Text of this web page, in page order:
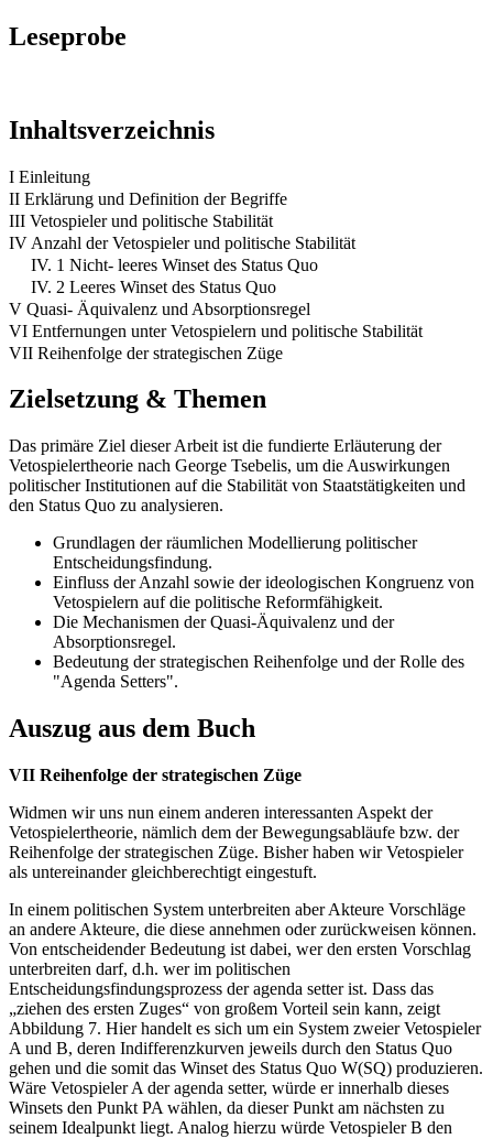
Leseprobe
Inhaltsverzeichnis
I Einleitung
II Erklärung und Definition der Begriffe
III Vetospieler und politische Stabilität
IV Anzahl der Vetospieler und politische Stabilität
IV. 1 Nicht- leeres Winset des Status Quo
IV. 2 Leeres Winset des Status Quo
V Quasi- Äquivalenz und Absorptionsregel
VI Entfernungen unter Vetospielern und politische Stabilität
VII Reihenfolge der strategischen Züge
Zielsetzung & Themen
Das primäre Ziel dieser Arbeit ist die fundierte Erläuterung der
Vetospielertheorie nach George Tsebelis, um die Auswirkungen
politischer Institutionen auf die Stabilität von Staatstätigkeiten und
den Status Quo zu analysieren.
Grundlagen der räumlichen Modellierung politischer
Entscheidungsfindung.
Einfluss der Anzahl sowie der ideologischen Kongruenz von
Vetospielern auf die politische Reformfähigkeit.
Die Mechanismen der Quasi-Äquivalenz und der
Absorptionsregel.
Bedeutung der strategischen Reihenfolge und der Rolle des
"Agenda Setters".
Auszug aus dem Buch
VII Reihenfolge der strategischen Züge
Widmen wir uns nun einem anderen interessanten Aspekt der
Vetospielertheorie, nämlich dem der Bewegungsabläufe bzw. der
Reihenfolge der strategischen Züge. Bisher haben wir Vetospieler
als untereinander gleichberechtigt eingestuft.
In einem politischen System unterbreiten aber Akteure Vorschläge
an andere Akteure, die diese annehmen oder zurückweisen können.
Von entscheidender Bedeutung ist dabei, wer den ersten Vorschlag
unterbreiten darf, d.h. wer im politischen
Entscheidungsfindungsprozess der agenda setter ist. Dass das
„ziehen des ersten Zuges“ von großem Vorteil sein kann, zeigt
Abbildung 7. Hier handelt es sich um ein System zweier Vetospieler
A und B, deren Indifferenzkurven jeweils durch den Status Quo
gehen und die somit das Winset des Status Quo W(SQ) produzieren.
Wäre Vetospieler A der agenda setter, würde er innerhalb dieses
Winsets den Punkt PA wählen, da dieser Punkt am nächsten zu
seinem Idealpunkt liegt. Analog hierzu würde Vetospieler B den